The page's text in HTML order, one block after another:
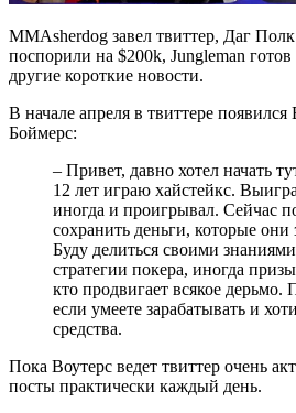
MMAsherdog завел твиттер, Даг
поспорили на $200k, Jungleman
другие короткие новости.
В начале апреля в твиттере
Боймерс:
– Привет, давно хотел начать
12 лет играю хайстейкс.
иногда и проигрывал. Сейчас
сохранить деньги, которые они
Буду делиться своими
стратегии покера, иногда
кто продвигает всякое дерьмо.
если умеете зарабатывать и
средства.
Пока Воутерс ведет твиттер очень
посты практически каждый день.